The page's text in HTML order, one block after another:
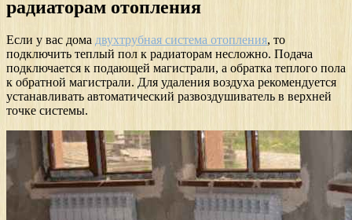
радиаторам отопления
Если у вас дома двухтрубная система отопления, то
подключить теплый пол к радиаторам несложно. Подача
подключается к подающей магистрали, а обратка теплого пола
к обратной магистрали. Для удаления воздуха рекомендуется
устанавливать автоматический развоздушиватель в верхней
точке системы.